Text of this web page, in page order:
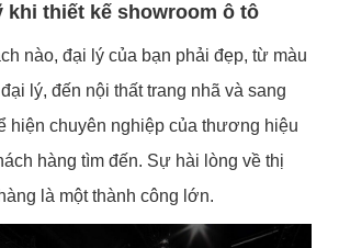
khi thiết kế showroom ô tô
nào, đại lý của bạn phải đẹp, từ màu
lý, đến nội thất trang nhã và sang
hiện chuyên nghiệp của thương hiệu
hàng tìm đến. Sự hài lòng về thị
là một thành công lớn.